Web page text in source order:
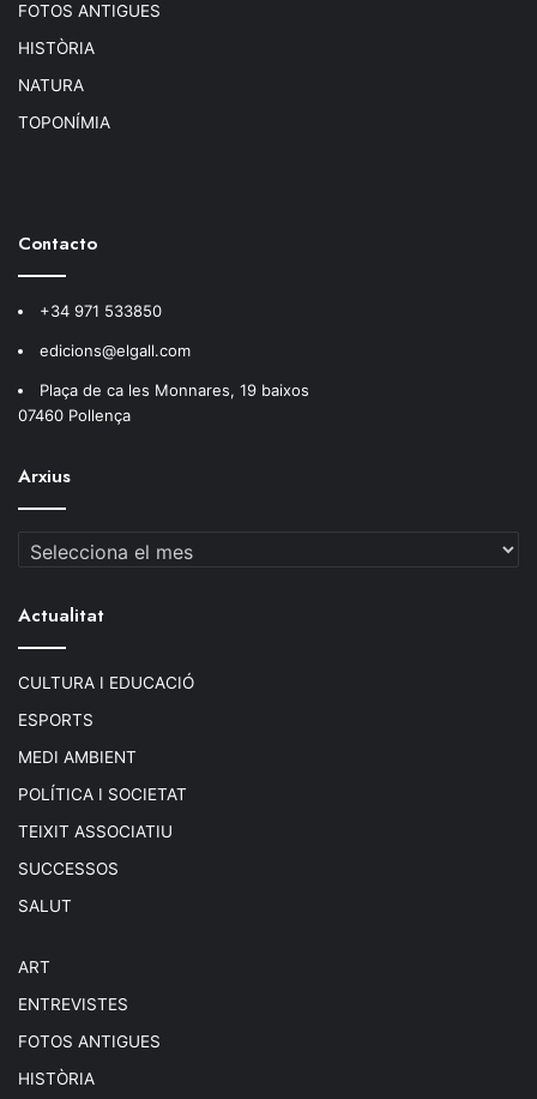
FOTOS ANTIGUES
HISTÒRIA
NATURA
TOPONÍMIA
Contacto
+34 971 533850
edicions@elgall.com
Plaça de ca les Monnares, 19 baixos
07460 Pollença
Arxius
Arxius
Actualitat
CULTURA I EDUCACIÓ
ESPORTS
MEDI AMBIENT
POLÍTICA I SOCIETAT
TEIXIT ASSOCIATIU
SUCCESSOS
SALUT
ART
ENTREVISTES
FOTOS ANTIGUES
HISTÒRIA